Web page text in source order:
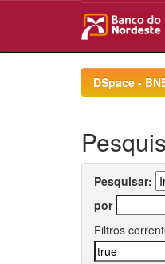
DSpace -
Pesquisar:
por
Filtros